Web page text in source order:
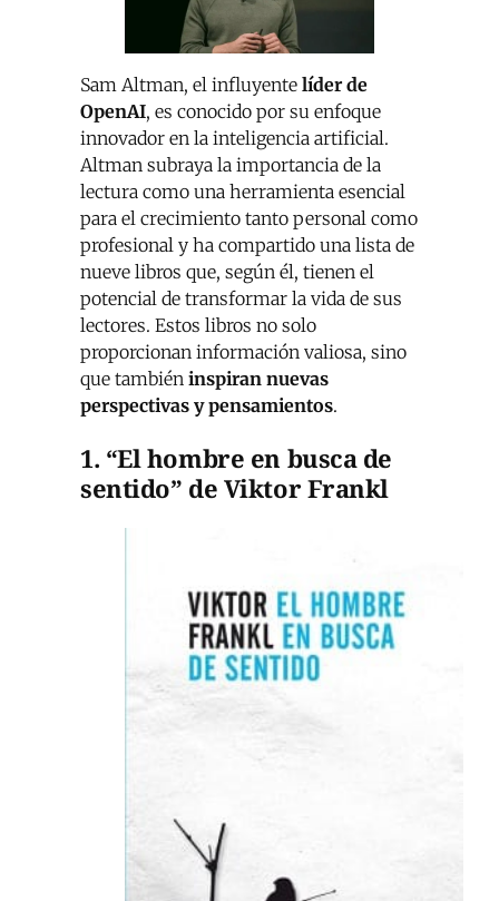
Sam Altman, el influyente líder de
OpenAI, es conocido por su enfoque
innovador en la inteligencia artificial.
Altman subraya la importancia de la
lectura como una herramienta esencial
para el crecimiento tanto personal como
profesional y ha compartido una lista de
nueve libros que, según él, tienen el
potencial de transformar la vida de sus
lectores. Estos libros no solo
proporcionan información valiosa, sino
que también inspiran nuevas
perspectivas y pensamientos.
1. “El hombre en busca de
sentido” de Viktor Frankl